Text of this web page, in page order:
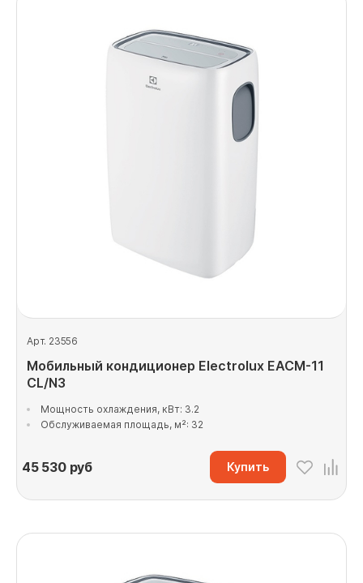
Арт. 23556
Мобильный кондиционер Electrolux EACM-11
CL/N3
Мощность охлаждения, кВт: 3.2
Обслуживаемая площадь, м²: 32
45 530руб Купить